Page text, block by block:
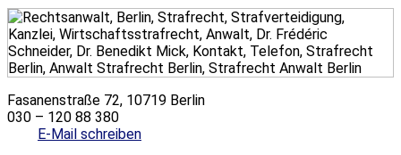
Fasanenstraße 72, 10719 Berlin
030 – 120 88 380
E-Mail schreiben